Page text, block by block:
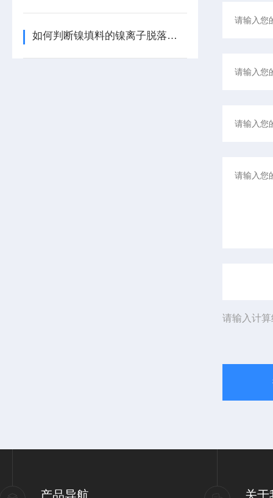
如何判断镍填料的镍离子脱落程度？
请输入计
产品导航 关于